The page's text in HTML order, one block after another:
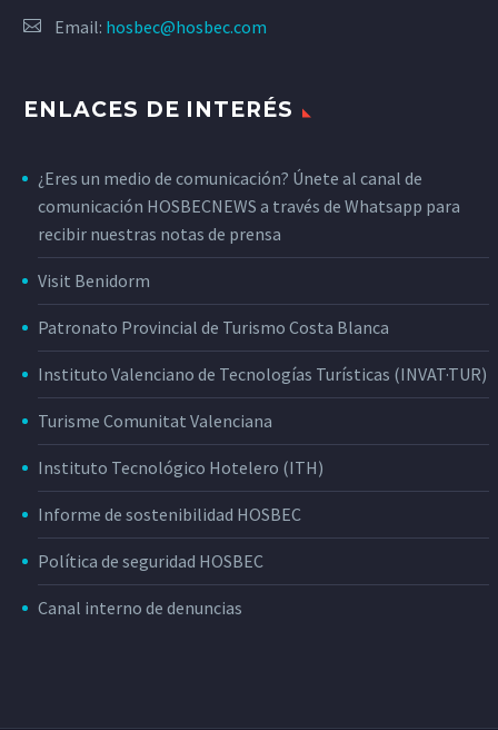
Email: hosbec@hosbec.com
ENLACES DE INTERÉS
¿Eres un medio de comunicación? Únete al canal de
comunicación HOSBECNEWS a través de Whatsapp para
recibir nuestras notas de prensa
Visit Benidorm
Patronato Provincial de Turismo Costa Blanca
Instituto Valenciano de Tecnologías Turísticas (INVAT·TUR)
Turisme Comunitat Valenciana
Instituto Tecnológico Hotelero (ITH)
Informe de sostenibilidad HOSBEC
Política de seguridad HOSBEC
Canal interno de denuncias